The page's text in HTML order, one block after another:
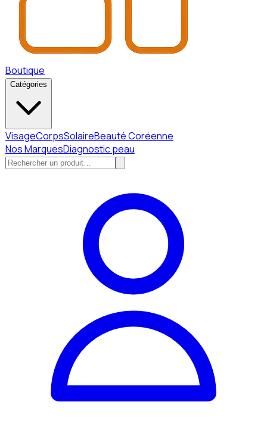
Boutique
Catégories
VisageCorpsSolaireBeauté Coréenne
Nos MarquesDiagnostic peau